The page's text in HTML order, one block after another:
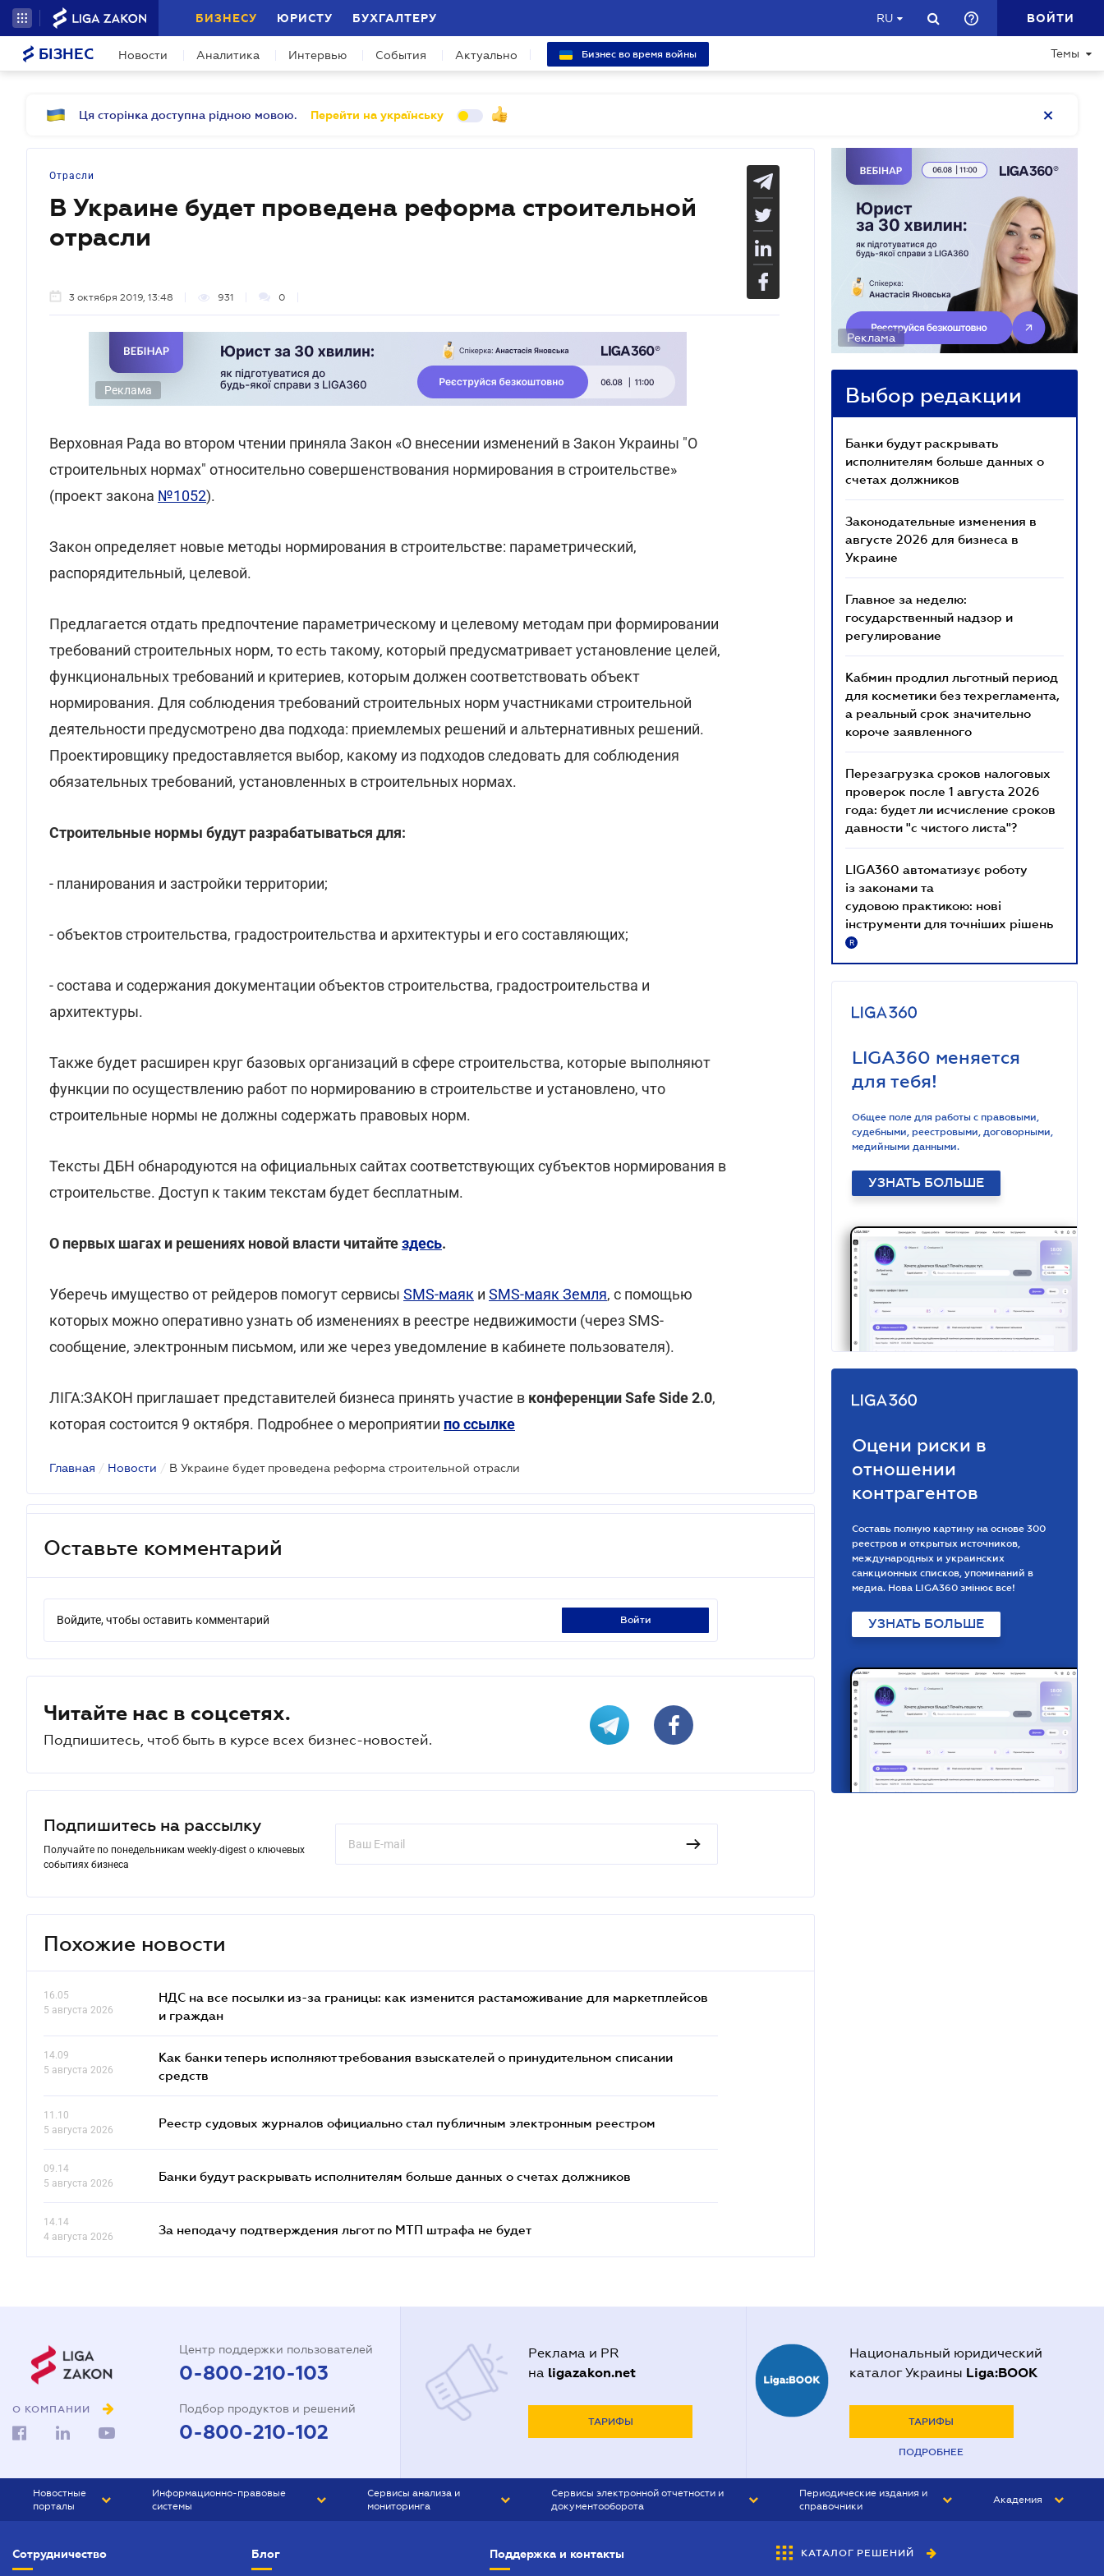
БИЗНЕСУ ЮРИСТУ БУХГАЛТЕРУ RU ВОЙТИ
БІЗНЕС Новости Аналитика Интервью События Актуально Бизнес во время войны Темы
Ця сторінка доступна рідною мовою. Перейти на українську
Отрасли
В Украине будет проведена реформа строительной
отрасли
3 октября 2019, 13:48 931 0
Реклама
Верховная Рада во втором чтении приняла Закон «О внесении изменений в Закон Украины "О
строительных нормах" относительно совершенствования нормирования в строительстве»
(проект закона №1052).
Закон определяет новые методы нормирования в строительстве: параметрический,
распорядительный, целевой.
Предлагается отдать предпочтение параметрическому и целевому методам при формировании
требований строительных норм, то есть такому, который предусматривает установление целей,
функциональных требований и критериев, которым должен соответствовать объект
нормирования. Для соблюдения требований строительных норм участниками строительной
деятельности предусмотрено два подхода: приемлемых решений и альтернативных решений.
Проектировщику предоставляется выбор, какому из подходов следовать для соблюдения
обязательных требований, установленных в строительных нормах.
Строительные нормы будут разрабатываться для:
- планирования и застройки территории;
- объектов строительства, градостроительства и архитектуры и его составляющих;
- состава и содержания документации объектов строительства, градостроительства и
архитектуры.
Также будет расширен круг базовых организаций в сфере строительства, которые выполняют
функции по осуществлению работ по нормированию в строительстве и установлено, что
строительные нормы не должны содержать правовых норм.
Тексты ДБН обнародуются на официальных сайтах соответствующих субъектов нормирования в
строительстве. Доступ к таким текстам будет бесплатным.
О первых шагах и решениях новой власти читайтездесь.
Уберечь имущество от рейдеров помогут сервисы SMS-маяк и SMS-маяк Земля, с помощью
которых можно оперативно узнать об изменениях в реестре недвижимости (через SMS-
сообщение, электронным письмом, или же через уведомление в кабинете пользователя).
ЛІГА:ЗАКОН приглашает представителей бизнеса принять участие в конференции Safe Side 2.0,
которая состоится 9 октября. Подробнее о мероприятии по ссылке
Главная / Новости / В Украине будет проведена реформа строительной отрасли
Оставьте комментарий
Войдите, чтобы оставить комментарий войти
Читайте нас в соцсетях.
Подпишитесь, чтоб быть в курсе всех бизнес-новостей.
Подпишитесь на рассылку
Получайте по понедельникам weekly-digest о ключевых
событиях бизнеса
Похожие новости
16.05
5 августа 2026
НДС на все посылки из-за границы: как изменится растаможивание для маркетплейсов
и граждан
14.09
5 августа 2026
Как банки теперь исполняют требования взыскателей о принудительном списании
средств
11.10
5 августа 2026
Реестр судовых журналов официально стал публичным электронным реестром
09.14
5 августа 2026
Банки будут раскрывать исполнителям больше данных о счетах должников
14.14
4 августа 2026
За неподачу подтверждения льгот по МТП штрафа не будет
Реклама
Выбор редакции
Банки будут раскрывать
исполнителям больше данных о
счетах должников
Законодательные изменения в
августе 2026 для бизнеса в
Украине
Главное за неделю:
государственный надзор и
регулирование
Кабмин продлил льготный период
для косметики без техрегламента,
а реальный срок значительно
короче заявленного
Перезагрузка сроков налоговых
проверок после 1 августа 2026
года: будет ли исчисление сроков
давности "с чистого листа"?
LIGA360 автоматизує роботу
із законами та
судовою практикою: нові
інструменти для точніших рішень
R
LIGA360 меняется
для тебя!
Общее поле для работы с правовыми,
судебными, реестровыми, договорными,
медийными данными.
УЗНАТЬ БОЛЬШЕ
Оцени риски в
отношении
контрагентов
Составь полную картину на основе 300
реестров и открытых источников,
международных и украинских
санкционных списков, упоминаний в
медиа. Нова LIGA360 змінює все!
УЗНАТЬ БОЛЬШЕ
О КОМПАНИИ
Центр поддержки пользователей
0-800-210-103
Подбор продуктов и решений
0-800-210-102
Реклама и PR
на ligazakon.net
ТАРИФЫ
Национальный юридический
каталог Украины Liga:BOOK
ТАРИФЫ
ПОДРОБНЕЕ
Новостные
порталы
БИЗНЕС
Информационно-правовые
системы
Сервисы анализа и
мониторинга
Сервисы электронной отчетности и
документооборота
Периодические издания и
справочники
БУХГАЛТЕР&ЗАКОН
Академия
Сотрудничество Блог Поддержка и контакты КАТАЛОГ РЕШЕНИЙ